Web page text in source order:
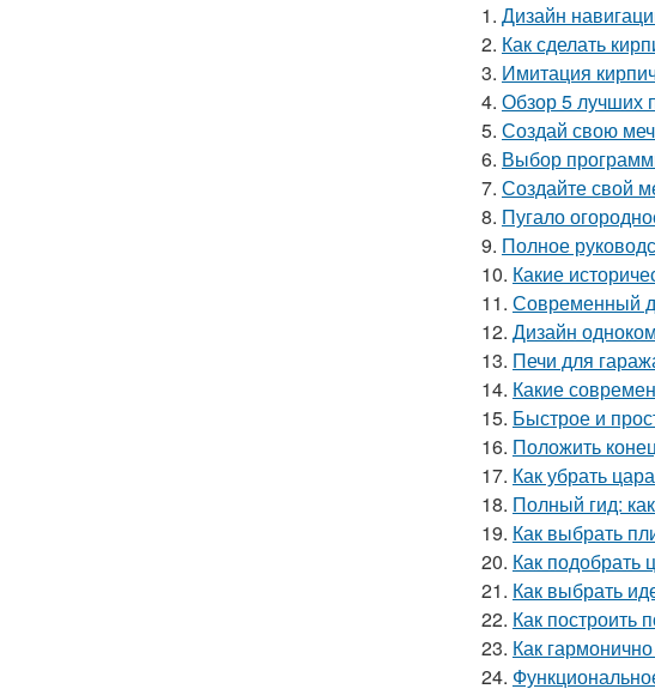
1. Дизайн
2. Как сделать
3. Имитация
4. Обзор 5 лучших
5. Создай свою
6. Выбор
7. Создайте свой
8. Пугало
9. Полное
10. Какие
11. Современный
12. Дизайн
13. Печи для
14. Какие
15. Быстрое и
16. Положить
17. Как убрать
18. Полный гид:
19. Как выбрать
20. Как подобрать
21. Как выбрать
22. Как построить
23. Как
24.